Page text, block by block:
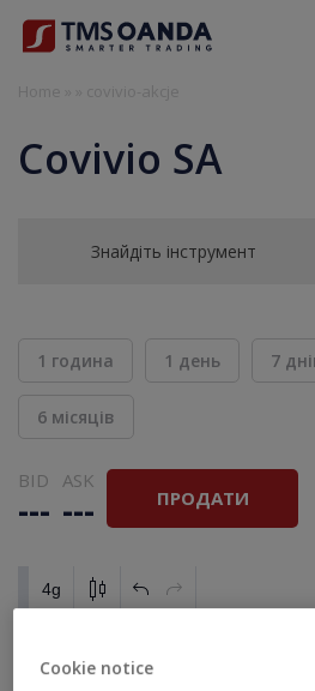
Covivio SA
Знайдіть інструмент
1 година 1 день 7
6 місяців
BID
---
ASK
--- ПРОДАТИ
Cookie notice